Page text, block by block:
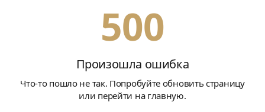
500
Произошла ошибка
Что-то пошло не так. Попробуйте обновить страницу
или перейти на главную.